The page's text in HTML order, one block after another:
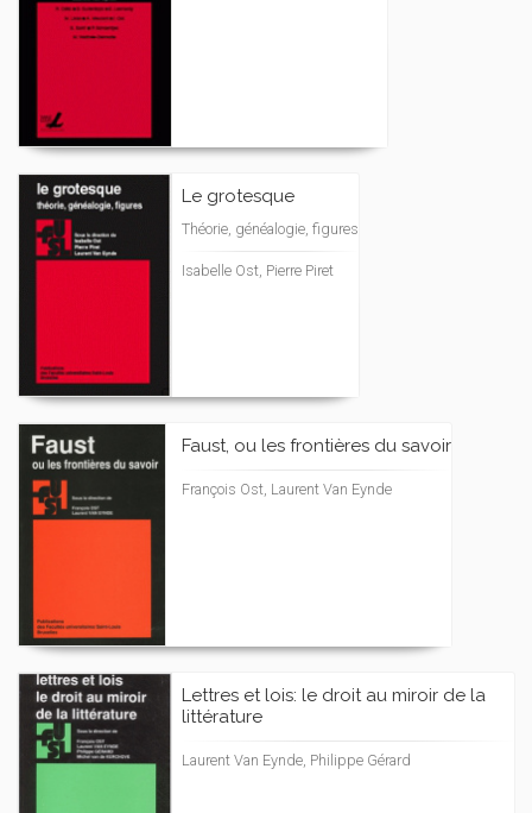
Le grotesque
Théorie, généalogie, figures
Isabelle Ost, Pierre Piret
Faust, ou les frontières du savoir
François Ost, Laurent Van Eynde
Lettres et lois: le droit au miroir de la
littérature
Laurent Van Eynde, Philippe Gérard